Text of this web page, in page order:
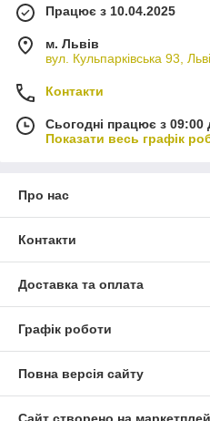
Працює з 10.04.2025
м. Львів
вул. Кульпарківська 93,
Контакти
Сьогодні працює з 09:00
Показати весь графік
Про нас
Контакти
Доставка та оплата
Графік роботи
Повна версія сайту